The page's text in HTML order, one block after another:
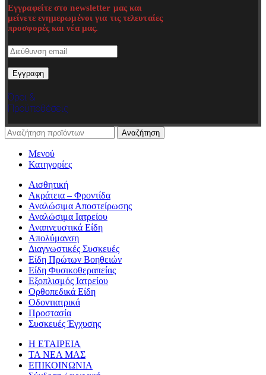
Εγγραφείτε στο newsletter μας και
μείνετε ενημερωμένοι για τις τελευταίες
προσφορές και νέα μας.
Όροι &
Προϋποθέσεις
Αναζήτηση
Μενού
Κατηγορίες
Αισθητική
Ακράτεια – Φροντίδα
Αναλώσιμα Αποστείρωσης
Αναλώσιμα Ιατρείου
Αναπνευστικά Είδη
Απολύμανση
Διαγνωστικές Συσκευές
Είδη Πρώτων Βοηθειών
Είδη Φυσικοθεραπείας
Εξοπλισμός Ιατρείου
Ορθοπεδικά Είδη
Οδοντιατρικά
Προστασία
Συσκευές Έγχυσης
Η ΕΤΑΙΡΕΙΑ
ΤΑ ΝΕΑ ΜΑΣ
ΕΠΙΚΟΙΝΩΝΙΑ